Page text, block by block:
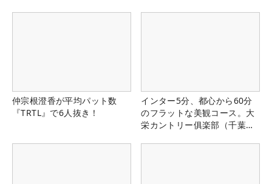
仲宗根澄香が平均パット数
『TRTL』で6人抜き！
インター5分、都心から60分
のフラットな美観コース。大
栄カントリー俱楽部（千葉